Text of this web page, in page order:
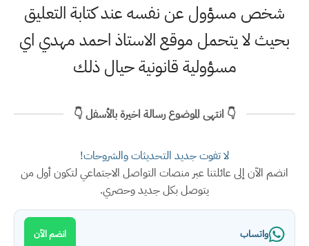
شخص مسؤول عن نفسه عند كتابة التعليق
بحيث لا يتحمل موقع الاستاذ احمد مهدي اي
مسؤولية قانونية حيال ذلك
👇 انتهى الموضوع رسالة اخيرة بالأسفل 👇
لا تفوت جديد التحديثات والشروحات!
انضم الآن إلى عائلتنا عبر منصات التواصل الاجتماعي لتكون أول من
يتوصل بكل جديد وحصري.
واتساب انضم الآن